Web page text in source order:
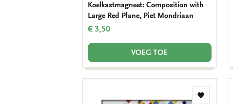
Koelkastmagneet: Composition with
Large Red Plane, Piet Mondriaan
€ 3,50
VOEG TOE
Toevoegen